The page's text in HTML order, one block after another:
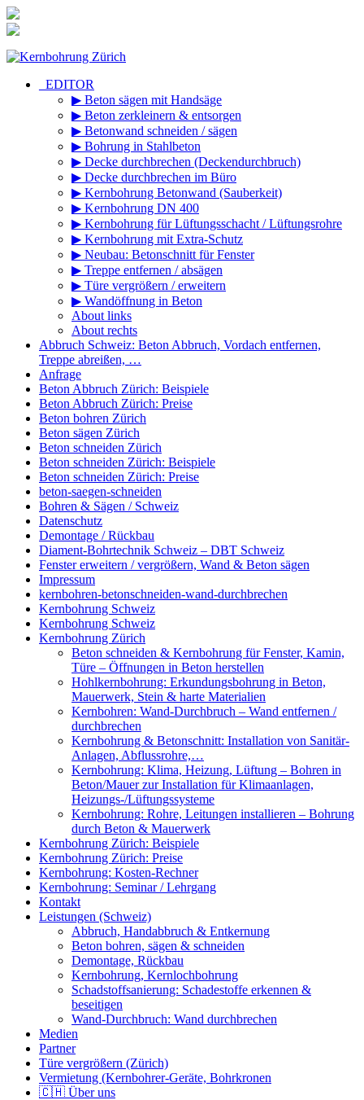
Inhalt
_EDITOR
▶ Beton sägen mit Handsäge
▶ Beton zerkleinern & entsorgen
▶ Betonwand schneiden / sägen
▶ Bohrung in Stahlbeton
▶ Decke durchbrechen (Deckendurchbruch)
▶ Decke durchbrechen im Büro
▶ Kernbohrung Betonwand (Sauberkeit)
▶ Kernbohrung DN 400
▶ Kernbohrung für Lüftungsschacht / Lüftungsrohre
▶ Kernbohrung mit Extra-Schutz
▶ Neubau: Betonschnitt für Fenster
▶ Treppe entfernen / absägen
▶ Türe vergrößern / erweitern
▶ Wandöffnung in Beton
About links
About rechts
Abbruch Schweiz: Beton Abbruch, Vordach entfernen,
Treppe abreißen, …
Anfrage
Beton Abbruch Zürich: Beispiele
Beton Abbruch Zürich: Preise
Beton bohren Zürich
Beton sägen Zürich
Beton schneiden Zürich
Beton schneiden Zürich: Beispiele
Beton schneiden Zürich: Preise
beton-saegen-schneiden
Bohren & Sägen / Schweiz
Datenschutz
Demontage / Rückbau
Diament-Bohrtechnik Schweiz – DBT Schweiz
Fenster erweitern / vergrößern, Wand & Beton sägen
Impressum
kernbohren-betonschneiden-wand-durchbrechen
Kernbohrung Schweiz
Kernbohrung Schweiz
Kernbohrung Zürich
Beton schneiden & Kernbohrung für Fenster, Kamin,
Türe – Öffnungen in Beton herstellen
Hohlkernbohrung: Erkundungsbohrung in Beton,
Mauerwerk, Stein & harte Materialien
Kernbohren: Wand-Durchbruch – Wand entfernen /
durchbrechen
Kernbohrung & Betonschnitt: Installation von Sanitär-
Anlagen, Abflussrohre,…
Kernbohrung: Klima, Heizung, Lüftung – Bohren in
Beton/Mauer zur Installation für Klimaanlagen,
Heizungs-/Lüftungssysteme
Kernbohrung: Rohre, Leitungen installieren – Bohrung
durch Beton & Mauerwerk
Kernbohrung Zürich: Beispiele
Kernbohrung Zürich: Preise
Kernbohrung: Kosten-Rechner
Kernbohrung: Seminar / Lehrgang
Kontakt
Leistungen (Schweiz)
Abbruch, Handabbruch & Entkernung
Beton bohren, sägen & schneiden
Demontage, Rückbau
Kernbohrung, Kernlochbohrung
Schadstoffsanierung: Schadestoffe erkennen &
beseitigen
Wand-Durchbruch: Wand durchbrechen
Medien
Partner
Türe vergrößern (Zürich)
Vermietung (Kernbohrer-Geräte, Bohrkronen
🇨🇭 Über uns